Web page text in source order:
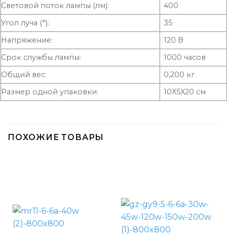
Световой поток лампы (лм):
400
Угол луча (°):
35
Напряжение:
120 В
Срок службы лампы:
1000 часов
Общий вес:
0,200 кг
Размер одной упаковки:
10X5X20 см
ПОХОЖИЕ ТОВАРЫ